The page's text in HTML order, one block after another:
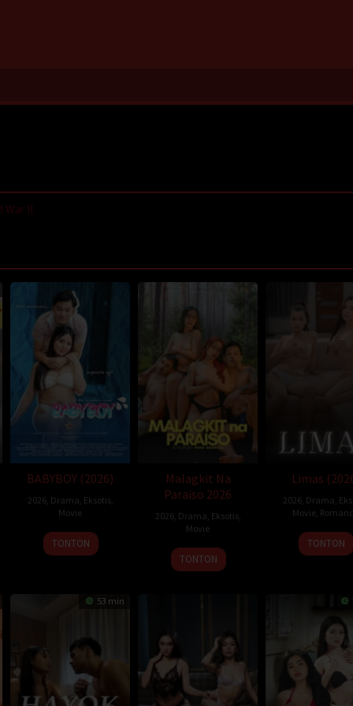
War II.
BABYBOY (2026)
2026, Drama Eksotis,
Movie
TONTON
Malagkit Na
Paraiso 2026
2026, Drama Eksotis,
Movie
TONTON
Limas
2026, Drama
Movie
TONTON
53 min